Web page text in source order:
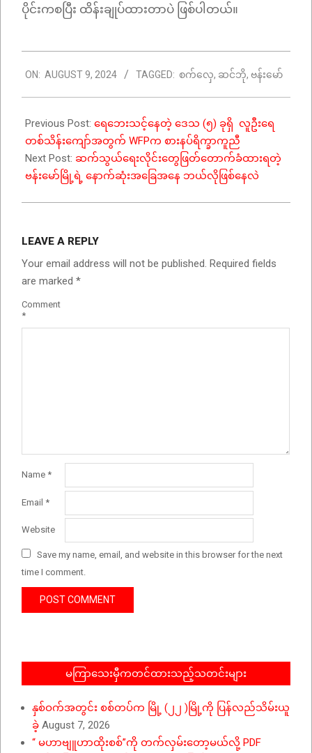
ပိုင်းကစပြီး ထိန်းချုပ်ထားတာပဲ ဖြစ်ပါတယ်။
08-
09
ON: AUGUST 9, 2024 TAGGED: စက်လှေ, ဆင်ဘို, ဗန်းမော်
Previous Post: ရေဘေးသင့်နေတဲ့ ဒေသ (၅) ခုရှိ လူဦးရေ
တစ်သိန်းကျော်အတွက် WFPက စားနပ်ရိက္ခာကူညီ
Next Post: ဆက်သွယ်ရေးလိုင်းတွေဖြတ်တောက်ခံထားရတဲ့
ဗန်းမော်မြို့ရဲ့ နောက်ဆုံးအခြေအနေ ဘယ်လိုဖြစ်နေလဲ
LEAVE A REPLY
Your email address will not be published. Required fields
are marked *
Comment
*
Name *
Email *
Website
Save my name, email, and website in this browser for the next
time I comment.
မကြာသေးမှီကတင်ထားသည့်သတင်းများ
နှစ်ဝက်အတွင်း စစ်တပ်က မြို့ (၂၂ )မြို့ကို ပြန်လည်သိမ်းယူ
ခဲ့ August 7, 2026
“ မဟာဗျူဟာထိုးစစ်”ကို တက်လှမ်းတော့မယ်လို့ PDF